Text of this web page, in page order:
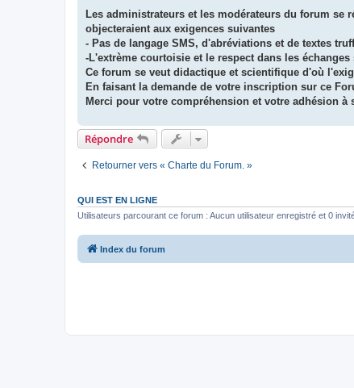
Les administrateurs et les modérateurs du forum
objecteraient aux exigences suivantes
- Pas de langage SMS, d'abréviations et de textes
-L'extrème courtoisie et le respect dans les
Ce forum se veut didactique et scientifique d'où
En faisant la demande de votre inscription sur ce
Merci pour votre compréhension et votre adhésion à
Répondre
Retourner vers « Charte du Forum. »
QUI EST EN LIGNE
Utilisateurs parcourant ce forum : Aucun utilisateur enregistré et 0
Index du forum